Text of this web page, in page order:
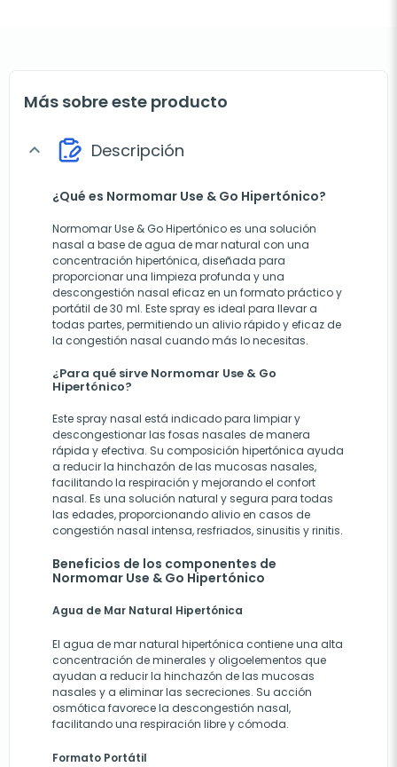
Más sobre este producto
expand_more Descripción
¿Qué es Normomar Use & Go Hipertónico?
Normomar Use & Go Hipertónico es una solución
nasal a base de agua de mar natural con una
concentración hipertónica, diseñada para
proporcionar una limpieza profunda y una
descongestión nasal eficaz en un formato práctico y
portátil de 30 ml. Este spray es ideal para llevar a
todas partes, permitiendo un alivio rápido y eficaz de
la congestión nasal cuando más lo necesitas.
¿Para qué sirve Normomar Use & Go
Hipertónico?
Este spray nasal está indicado para limpiar y
descongestionar las fosas nasales de manera
rápida y efectiva. Su composición hipertónica ayuda
a reducir la hinchazón de las mucosas nasales,
facilitando la respiración y mejorando el confort
nasal. Es una solución natural y segura para todas
las edades, proporcionando alivio en casos de
congestión nasal intensa, resfriados, sinusitis y rinitis.
Beneficios de los componentes de
Normomar Use & Go Hipertónico
Agua de Mar Natural Hipertónica
El agua de mar natural hipertónica contiene una alta
concentración de minerales y oligoelementos que
ayudan a reducir la hinchazón de las mucosas
nasales y a eliminar las secreciones. Su acción
osmótica favorece la descongestión nasal,
facilitando una respiración libre y cómoda.
Formato Portátil